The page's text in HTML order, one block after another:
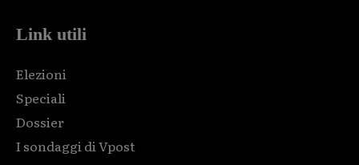
Link utili
Elezioni
Speciali
Dossier
I sondaggi di Vpost